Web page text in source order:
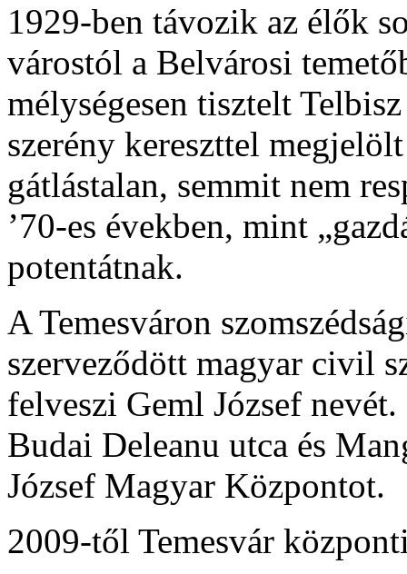
1929-ben távozik az élők
várostól a Belvárosi
mélységesen tisztelt
szerény kereszttel
gátlástalan, semmit nem
’70-es években, mint
potentátnak.
A Temesváron
szerveződött magyar civil
felveszi Geml József
Budai Deleanu utca és
József Magyar Központot.
2009-től Temesvár